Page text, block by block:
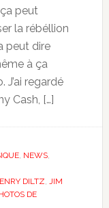
peut
la rébéllion
peut dire
à ça
J’ai regardé
Cash, […]
, NEWS,
DILTZ
JIM
DE